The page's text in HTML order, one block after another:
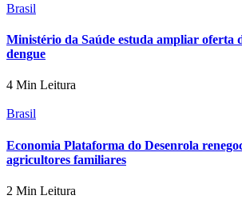
Brasil
Ministério da Saúde estuda ampliar oferta
dengue
4 Min Leitura
Brasil
Economia Plataforma do Desenrola
agricultores familiares
2 Min Leitura